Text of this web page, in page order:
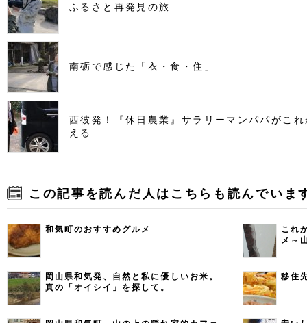
ふるさと再発見の旅
南砺で感じた「衣・食・住」
西彼発！『休日農業』サラリーマンパパがこ
える
この記事を読んだ人はこちらも読んでいま
和気町のおすすめグルメ
これ
メ～
岡山県和気発、自然と私に優しいお米。
真の「オイシイ」を探して。
移住